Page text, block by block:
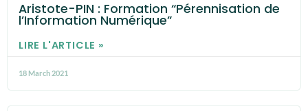
Aristote-PIN : Formation “Pérennisation de
l’Information Numérique”
LIRE L'ARTICLE »
18 March 2021